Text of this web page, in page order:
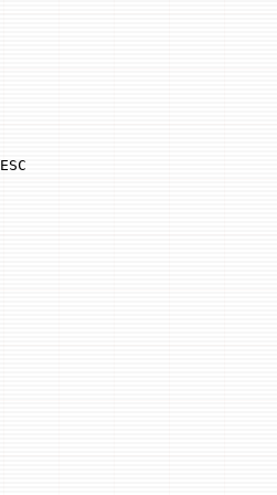
Use arrow keys to navigate results,
ESC